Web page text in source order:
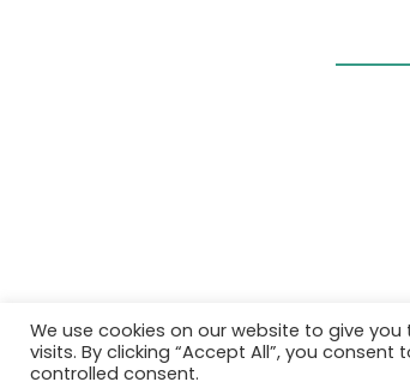
We use cookies on our website to give
visits. By clicking “Accept All”, you
controlled consent.